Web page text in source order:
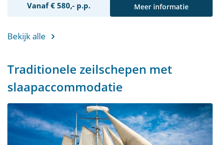
Vanaf € 580,- p.p. Meer informatie
Bekijk alle
Traditionele zeilschepen met
slaapaccommodatie